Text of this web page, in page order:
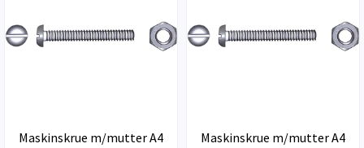
Maskinskrue m/mutter A4
Maskinskrue m/mutter A4